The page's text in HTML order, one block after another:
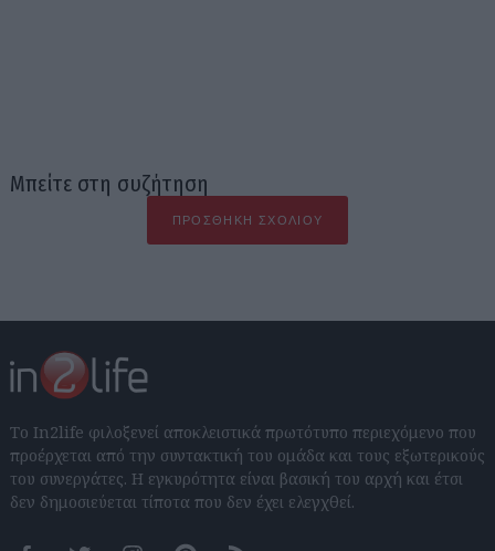
Μπείτε στη συζήτηση
ΠΡΟΣΘΉΚΗ ΣΧΟΛΊΟΥ
Το In2life φιλοξενεί αποκλειστικά πρωτότυπο περιεχόμενο που
προέρχεται από την συντακτική του ομάδα και τους εξωτερικούς
του συνεργάτες. Η εγκυρότητα είναι βασική του αρχή και έτσι
δεν δημοσιεύεται τίποτα που δεν έχει ελεγχθεί.